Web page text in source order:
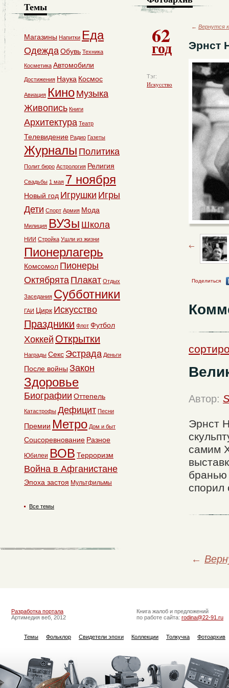
62
год
Тэг:
Искусство
← Вернутся
Эрнст
Поделиться
Автор:
Эрнст
самим
бранью
спорил
←
Темы
Магазины Напитки Еда
ОдеждаОбувь Техника
Косметика Автомобили
Достижения Наука Космос
Авиация Кино Музыка
Живопись Книги
Архитектура Театр
Телевидение Радио Газеты
Журналы Политика
Полит бюро Астрология Религия
Свадьбы 1 мая 7 ноября
Новый год Игрушки Игры
Дети Спорт Армия Мода
Милиция ВУЗы Школа
НИИ Стройка Ушли из жизни
Пионерлагерь
Комсомол Пионеры
Октябрята Плакат Отдых
Заседания Субботники
ГАИ Цирк Искусство
Праздники Флот Футбол
Хоккей Открытки
Награды Секс Эстрада Деньги
После войны Закон
Здоровье
Биографии Оттепель
Катастрофы Дефицит Песни
Премии Метро Дом и быт
Соцсоревнование Разное
Юбилеи ВОВ Терроризм
Война в Афганистане
Эпоха застоя Мультфильмы
Все темы
Разработка портала
Артимедия веб, 2012
Книга жалоб и предложений
по работе сайта: rodina@22-91.ru
Темы Фольклор Свидетели эпохи Коллекции Толкучка Фотоархив